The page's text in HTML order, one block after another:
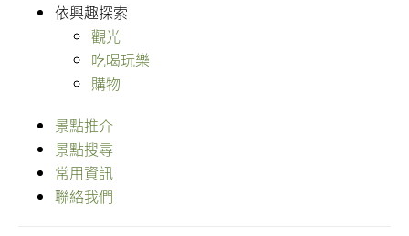
依興趣探索
觀光
吃喝玩樂
購物
景點推介
景點搜尋
常用資訊
聯絡我們